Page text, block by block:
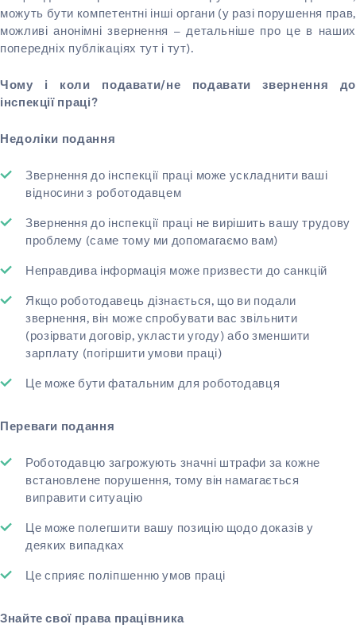
можуть бути компетентні інші органи (у разі порушення прав,
можливі анонімні звернення – детальніше про це в наших
попередніх публікаціях тут і тут).
Чому і коли подавати/не подавати звернення до
інспекції праці?
Недоліки подання
Звернення до інспекції праці може ускладнити ваші
відносини з роботодавцем
Звернення до інспекції праці не вирішить вашу трудову
проблему (саме тому ми допомагаємо вам)
Неправдива інформація може призвести до санкцій
Якщо роботодавець дізнається, що ви подали
звернення, він може спробувати вас звільнити
(розірвати договір, укласти угоду) або зменшити
зарплату (погіршити умови праці)
Це може бути фатальним для роботодавця
Переваги подання
Роботодавцю загрожують значні штрафи за кожне
встановлене порушення, тому він намагається
виправити ситуацію
Це може полегшити вашу позицію щодо доказів у
деяких випадках
Це сприяє поліпшенню умов праці
Знайте свої права працівника